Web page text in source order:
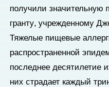
получили значительную
гранту, учрежденному
Тяжелые пищевые
распространенной
последнее десятилетие
них страдает каждый